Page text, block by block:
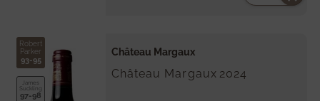
Robert
Parker
93-95
James
Suckling
97-98
Château Margaux
Château Margaux 2024